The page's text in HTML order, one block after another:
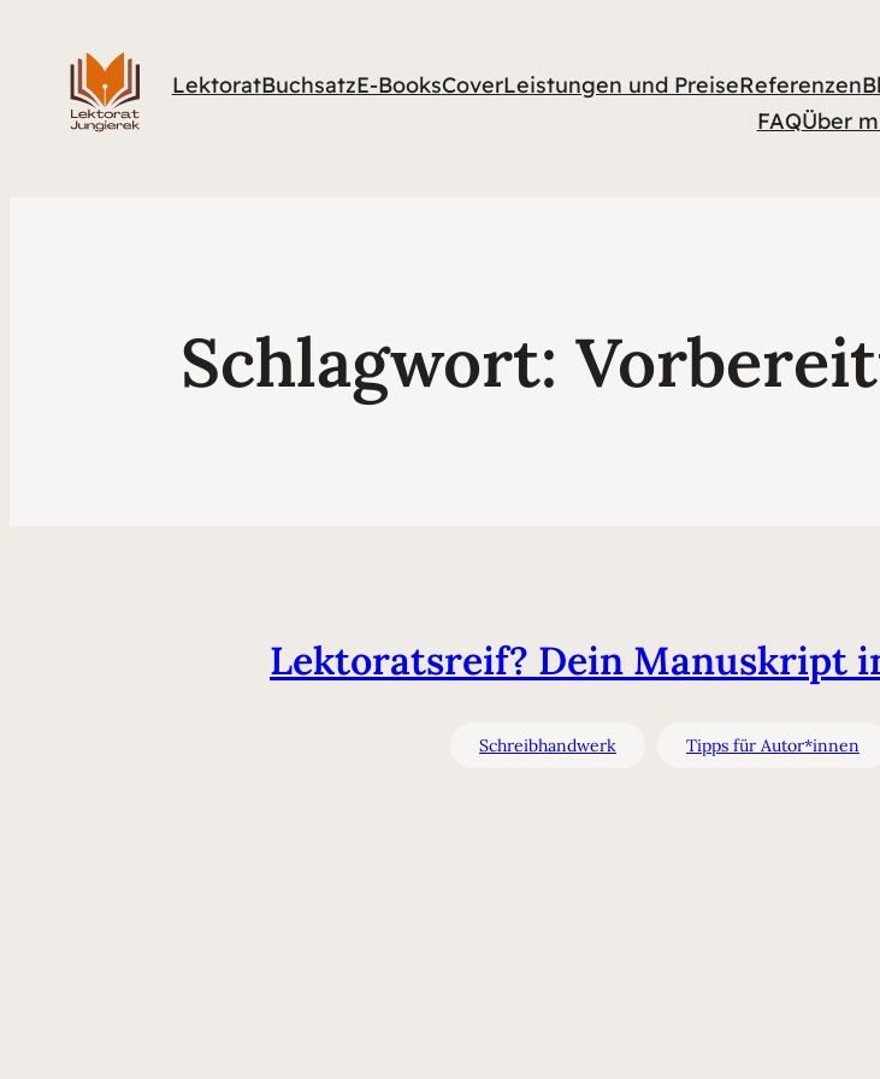
LektoratBuchsatzE-BooksCoverLeistungen und PreiseReferenzen
FAQÜber
Schlagwort:
Lektoratsreif? Dein Manuskript
Schreibhandwerk Tipps für Autor*innen